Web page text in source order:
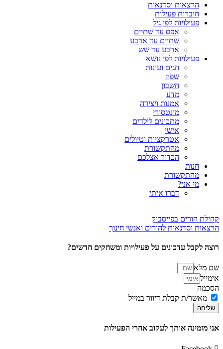
הרצאות וסדנאות
חוברות פעילות
פעילויות לפי גיל
אפס עד שתיים
שתיים עד ארבע
ארבע עד שש
פעילויות לפי נושא
חגים ועונות
שפה
חשבון
מדע
אמנות ויצירה
מונטסורי
מתכונים לילדים
אישי
אטרקציות וטיולים
מהתקשורת
הכדור אצלכם
חנות
מהתקשורת
מי אני?
דברו איתי
קהילת הורים בפייסבוק
הרצאות וסדנאות להורים ואנשי חינוך
רוצה לקבל עדכונים על פעילויות ומשחקים חדשים?
שם מלא
אימייל
הסכמה
מאשר/ת קבלת דיוור במייל
שליחה
אני מזמינה אותך לעקוב אחרי הפעילות